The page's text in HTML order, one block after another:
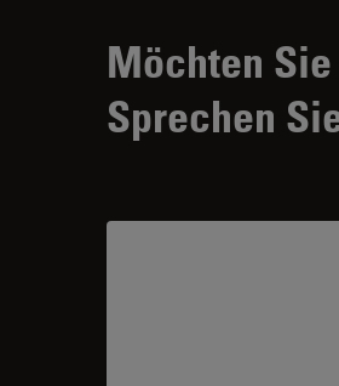
Möchten
Sprechen